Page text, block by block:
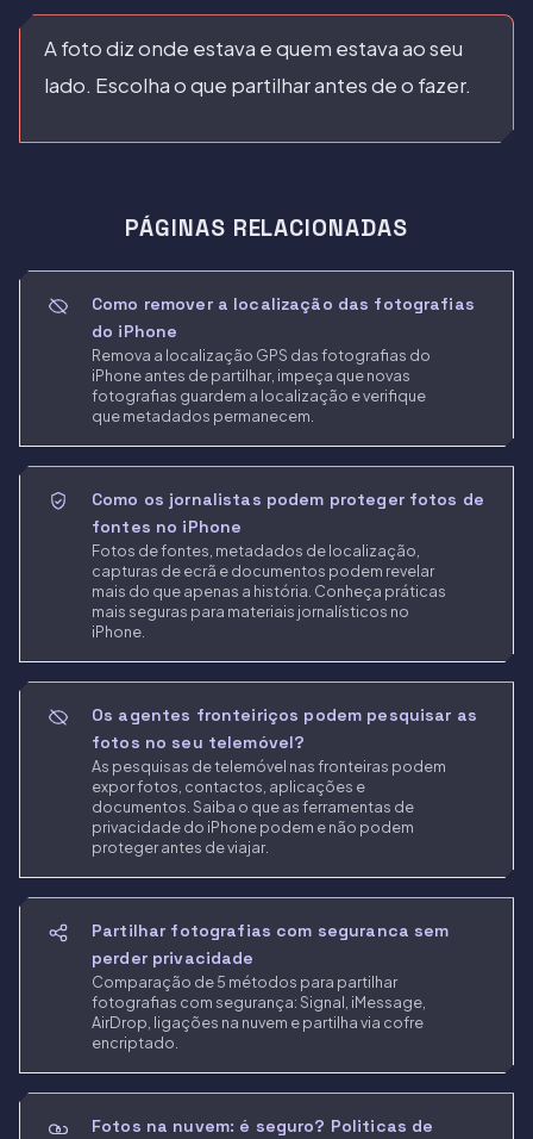
A foto diz onde estava e quem estava ao seu
lado. Escolha o que partilhar antes de o fazer.
PÁGINAS RELACIONADAS
Como remover a localização das fotografias
do iPhone
Remova a localização GPS das fotografias do
iPhone antes de partilhar, impeça que novas
fotografias guardem a localização e verifique
que metadados permanecem.
Como os jornalistas podem proteger fotos de
fontes no iPhone
Fotos de fontes, metadados de localização,
capturas de ecrã e documentos podem revelar
mais do que apenas a história. Conheça práticas
mais seguras para materiais jornalísticos no
iPhone.
Os agentes fronteiriços podem pesquisar as
fotos no seu telemóvel?
As pesquisas de telemóvel nas fronteiras podem
expor fotos, contactos, aplicações e
documentos. Saiba o que as ferramentas de
privacidade do iPhone podem e não podem
proteger antes de viajar.
Partilhar fotografias com seguranca sem
perder privacidade
Comparação de 5 métodos para partilhar
fotografias com segurança: Signal, iMessage,
AirDrop, ligações na nuvem e partilha via cofre
encriptado.
Fotos na nuvem: é seguro? Politicas de